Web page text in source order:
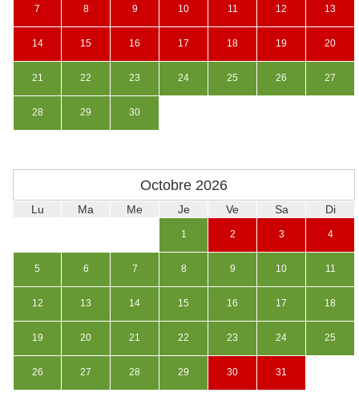
7 8 9 10 11 12 13
14 15 16 17 18 19 20
21 22 23 24 25 26 27
28 29 30
Octobre 2026
Lu Ma Me Je Ve Sa Di
1 2 3 4
5 6 7 8 9 10 11
12 13 14 15 16 17 18
19 20 21 22 23 24 25
26 27 28 29 30 31